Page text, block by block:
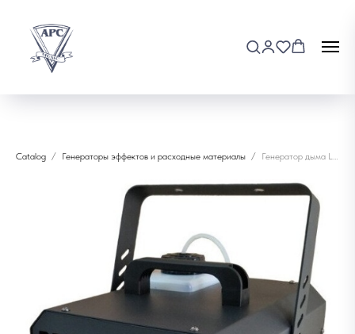
Catalog Генераторы эффектов и расходные материалы Генератор дыма LAudio WS-SM700LED-B